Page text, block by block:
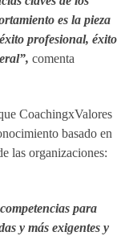
es la pieza
profesional, éxito
comenta
CoachingxValores
basado en
las organizaciones:
para
y más exigentes y